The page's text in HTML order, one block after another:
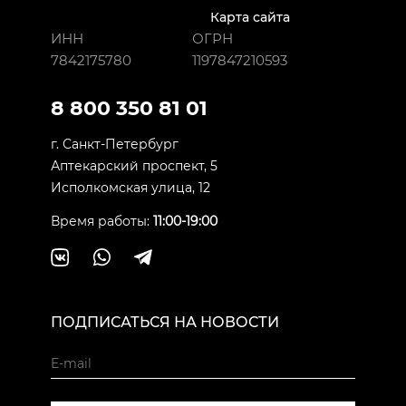
Карта сайта
ИНН
7842175780
ОГРН
1197847210593
8 800 350 81 01
г. Санкт-Петербург
Аптекарский проспект, 5
Исполкомская улица, 12
Время работы: 11:00-19:00
ПОДПИСАТЬСЯ НА НОВОСТИ